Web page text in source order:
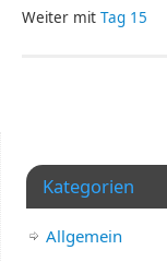
Weiter mitTag 15
Kategorien
Allgemein